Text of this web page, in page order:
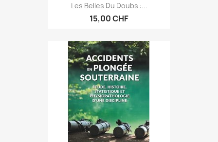
Les Belles Du Doubs :...
15,00 CHF